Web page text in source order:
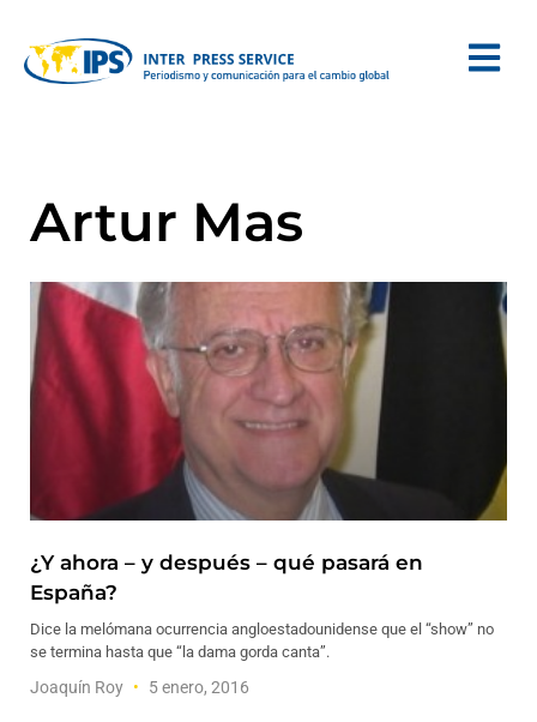
Artur Mas
¿Y ahora – y después – qué pasará en
España?
Dice la melómana ocurrencia angloestadounidense que el “show” no
se termina hasta que “la dama gorda canta”.
Joaquín Roy 5 enero, 2016